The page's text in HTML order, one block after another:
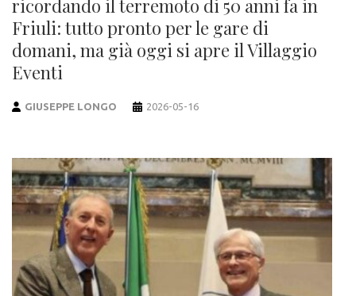
ricordando il terremoto di 50 anni fa in
Friuli: tutto pronto per le gare di
domani, ma già oggi si apre il Villaggio
Eventi
GIUSEPPE LONGO 2026-05-16